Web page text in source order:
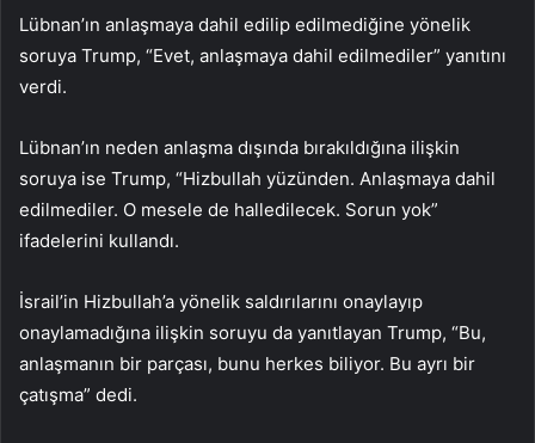
Lübnan’ın anlaşmaya dahil edilip edilmediğine yönelik
soruya Trump, “Evet, anlaşmaya dahil edilmediler” yanıtını
verdi.
Lübnan’ın neden anlaşma dışında bırakıldığına ilişkin
soruya ise Trump, “Hizbullah yüzünden. Anlaşmaya dahil
edilmediler. O mesele de halledilecek. Sorun yok”
ifadelerini kullandı.
İsrail’in Hizbullah’a yönelik saldırılarını onaylayıp
onaylamadığına ilişkin soruyu da yanıtlayan Trump, “Bu,
anlaşmanın bir parçası, bunu herkes biliyor. Bu ayrı bir
çatışma” dedi.